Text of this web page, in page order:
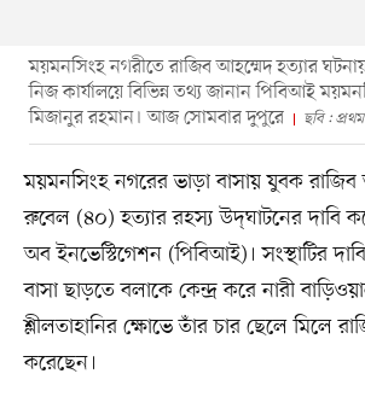
ময়মনসিংহ নগরীতে রাজিব আহম্মেদ হত্যার
নিজ কার্যালয়ে বিভিন্ন তথ্য জানান পিবিআই
মিজানুর রহমান। আজ সোমবার দুপুরে
ছবি :
ময়মনসিংহ নগরের ভাড়া বাসায় যুবক
রুবেল (৪০) হত্যার রহস্য উদ্‌ঘাটনের দাবি
অব ইনভেস্টিগেশন (পিবিআই)। সংস্থাটির
বাসা ছাড়তে বলাকে কেন্দ্র করে নারী
শ্লীলতাহানির ক্ষোভে তাঁর চার ছেলে মিলে
করেছেন।